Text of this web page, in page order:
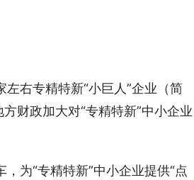
右专精特新“小巨人”企业（简
财政加大对“专精特新”中小企业
为“专精特新”中小企业提供“点